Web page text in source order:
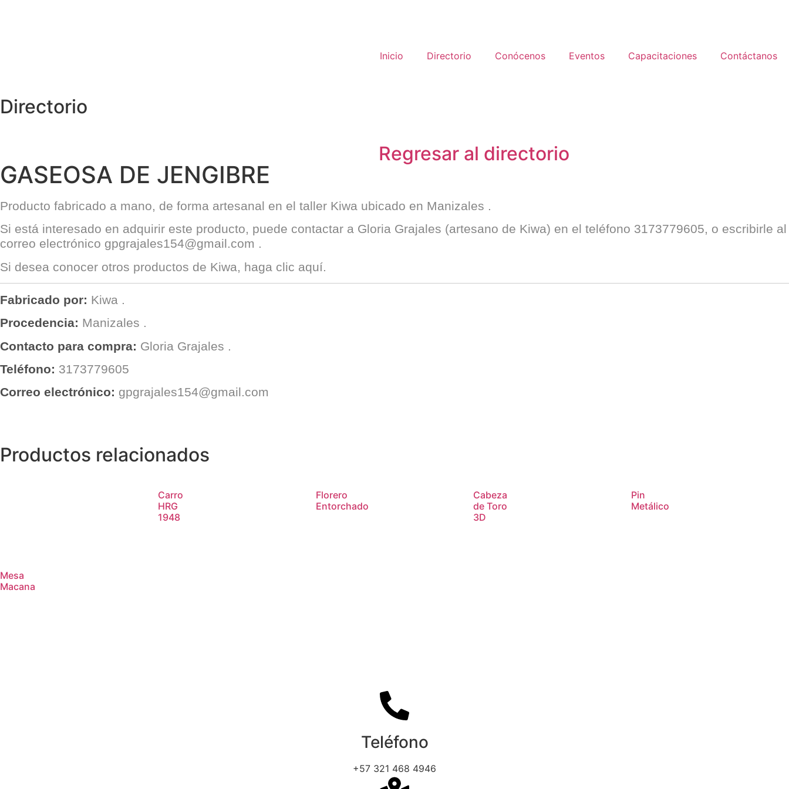
Inicio Directorio Conócenos Eventos Capacitaciones Contáctanos
Directorio
Regresar al directorio
GASEOSA DE JENGIBRE
Producto fabricado a mano, de forma artesanal en el taller Kiwa ubicado en Manizales .
Si está interesado en adquirir este producto, puede contactar a Gloria Grajales (artesano de Kiwa) en el teléfono 3173779605, o escribirle al
correo electrónico gpgrajales154@gmail.com .
Si desea conocer otros productos de Kiwa, haga clic aquí.
Fabricado por: Kiwa .
Procedencia: Manizales .
Contacto para compra: Gloria Grajales
Teléfono: 3173779605
Correo electrónico: gpgrajales154@gmail.com
Productos relacionados
Carro
HRG
1948
Florero
Entorchado
Cabeza
de Toro
3D
Pin
Metálico
Mesa
Macana
Teléfono
+57 321 468 4946